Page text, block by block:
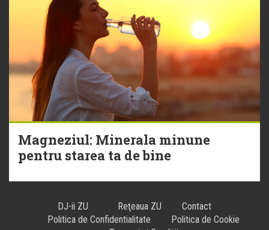
Magneziul: Minerala minune
pentru starea ta de bine
DJ-ii ZU Reţeaua ZU
Contact
Politica de Confidentialitate
Politica de Cookie